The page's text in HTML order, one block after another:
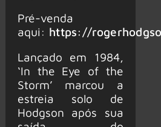
Pré-venda
aqui: https://
Lançado em 1984,
‘In the Eye of the
Storm’ marcou a
estreia solo de
Hodgson após sua